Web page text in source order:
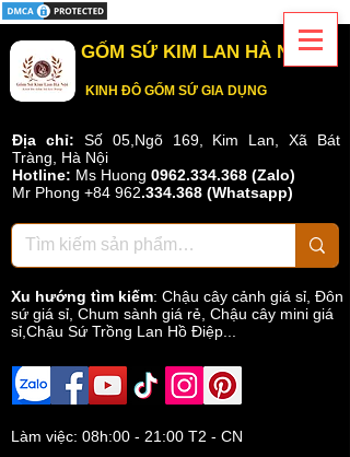
GỐM SỨ KIM LAN HÀ NỘI
KINH ĐÔ GỐM SỨ GIA DỤNG
Địa chỉ: Số 05,Ngõ 169, Kim Lan, Xã Bát
Tràng, Hà Nội
Hotline: Ms Huong 0962.334.368 (Zalo)
Mr Phong +84 962.334.368 (Whatsapp)
Xu hướng tìm kiếm: Chậu cây cảnh giá sỉ Đôn
sứ giá sỉ Chum sành giá rẻ Chậu cây mini giá
sỉ,Chậu Sứ Trồng Lan Hồ Điệp...
Làm việc: 08h:00 - 21:00 T2 - CN